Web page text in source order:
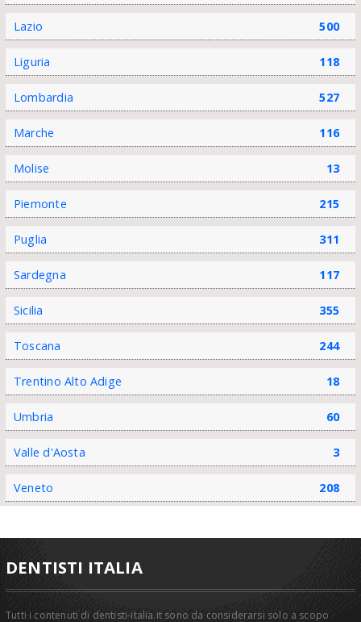
Lazio 500
Liguria 118
Lombardia 527
Marche 116
Molise 13
Piemonte 215
Puglia 311
Sardegna 117
Sicilia 355
Toscana 244
Trentino Alto Adige 18
Umbria 60
Valle d'Aosta 3
Veneto 208
DENTISTI ITALIA
Tutti i contenuti di dentisti-italia.it sono da considerarsi solo a scopo